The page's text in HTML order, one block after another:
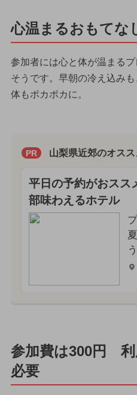
心温まるおもてな
参加者には心と体が温まる
そうです。早朝の冷え込み
体もポカポカに。
PR 山梨県近郊のオス
平日の予約がおスス
部味わえるホテル
参加費は300円 利
必要